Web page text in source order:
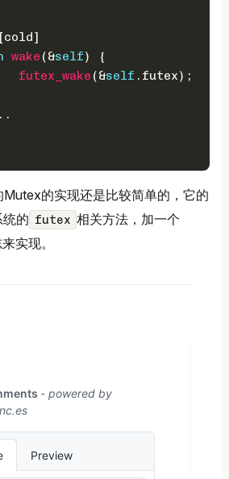
wake (&self) {
futex_wake (&self .futex);
的实现还是比较简单的，它的
的 futex 相关方法，加一个
实现。